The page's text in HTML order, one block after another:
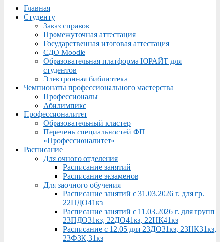
Menu
Главная
Студенту
Заказ справок
Промежуточная аттестация
Государственная итоговая аттестация
СДО Moodle
Образовательная платформа ЮРАЙТ для
студентов
Электронная библиотека
Чемпионаты профессионального мастерства
Профессионалы
Абилимпикс
Профессионалитет
Образовательный кластер
Перечень специальностей ФП
«Профессионалитет»
Расписание
Для очного отделения
Расписание занятий
Расписание экзаменов
Для заочного обучения
Расписание занятий с 31.03.2026 г. для гр.
22ПДО41кз
Расписание занятий с 11.03.2026 г. для групп
23ПДО31кз, 22ДО41кз, 22НК41кз
Расписание с 12.05 для 23ДО31кз, 23НК31кз,
23ФЗК,31кз